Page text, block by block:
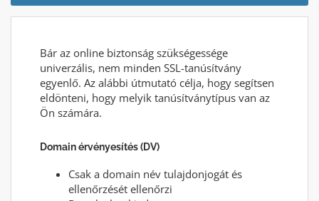
Bár az online biztonság szükségessége
univerzális, nem minden SSL-tanúsítvány
egyenlő. Az alábbi útmutató célja, hogy segítsen
eldönteni, hogy melyik tanúsítványtípus van az
Ön számára.
Domain érvényesítés (DV)
Csak a domain név tulajdonjogát és
ellenőrzését ellenőrzi